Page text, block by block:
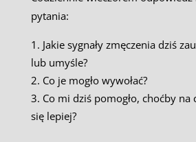
pytania:
Jakie sygnały zmęczenia dziś
lub umyśle?
Co je mogło wywołać?
Co mi dziś pomogło, choćby na
się lepiej?